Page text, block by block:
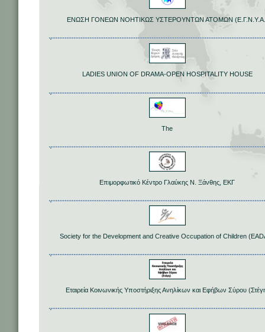
ΕΝΩΣΗ ΓΟΝΕΩΝ ΝΟΗΤΙΚΩΣ ΥΣΤΕΡΟΥΝΤΩΝ ΑΤΟΜΩΝ
LADIES UNION OF DRAMA-OPEN HOSPITALITY HOUSE
The
Επιμορφωτικό Κέντρο Γλαύκης Ν. Ξάνθης, ΕΚΓ
Society for the Development and Creative Occupation of Children
Εταιρεία Κοινωνικής Υποστήριξης Ανηλίκων και Εφήβων Σύρου